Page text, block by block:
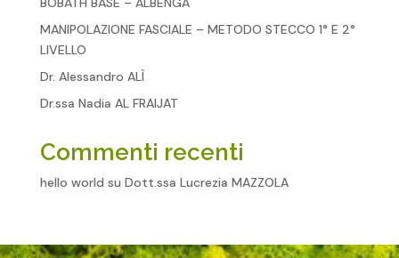
MANIPOLAZIONE FASCIALE – METODO STECCO 1° E 2°
LIVELLO
Dr. Alessandro ALÌ
Dr.ssa Nadia AL FRAIJAT
Commenti recenti
hello world su Dott.ssa Lucrezia MAZZOLA